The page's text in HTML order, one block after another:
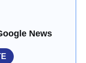
News